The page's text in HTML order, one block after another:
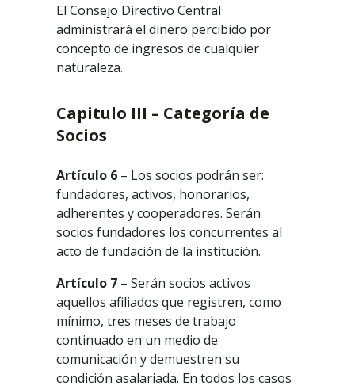
El Consejo Directivo Central
administrará el dinero percibido por
concepto de ingresos de cualquier
naturaleza.
Capitulo III – Categoría de
Socios
Artículo 6 – Los socios podrán ser:
fundadores, activos, honorarios,
adherentes y cooperadores. Serán
socios fundadores los concurrentes al
acto de fundación de la institución.
Artículo 7 – Serán socios activos
aquellos afiliados que registren, como
mínimo, tres meses de trabajo
continuado en un medio de
comunicación y demuestren su
condición asalariada. En todos los casos